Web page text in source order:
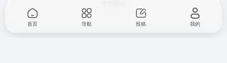
首页 导航 投稿 我的